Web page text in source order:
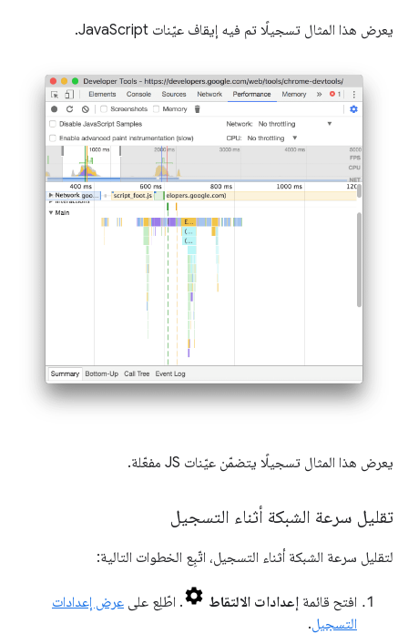
يعرض هذا المثال تسجيلًا تم فيه إيقاف عيّنات JavaScript.
يعرض هذا المثال تسجيلًا يتضمّن عيّنات JS مفعّلة.
تقليل سرعة الشبكة أثناء التسجيل
لتقليل سرعة الشبكة أثناء التسجيل، اتّبِع الخطوات التالية:
افتح قائمة إعدادات الالتقاط . اطّلِع على عرض إعدادات
التسجيل.